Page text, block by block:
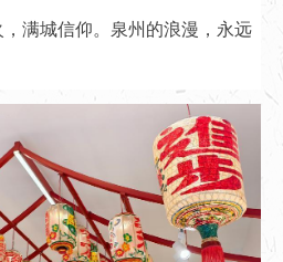
满城信仰。泉州的浪漫，永远